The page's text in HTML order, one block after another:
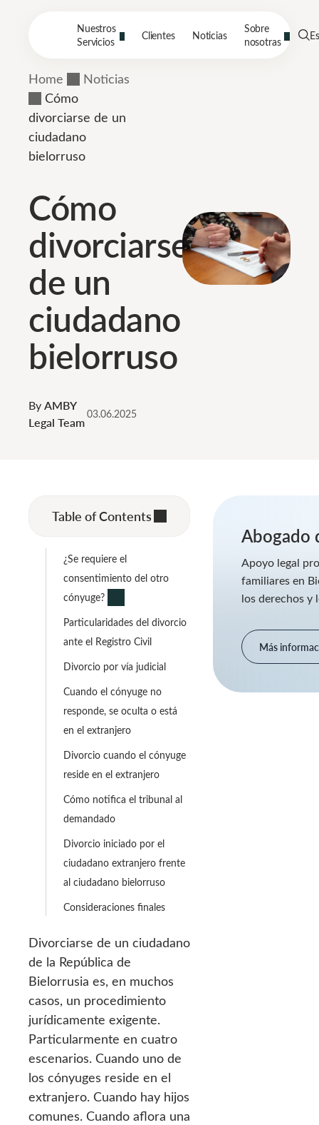
Nuestros
Servicios
Clientes Noticias
Sobre
nosotras
Es
Home
Noticias
Cómo
divorciarse de un
ciudadano
bielorruso
Cómo
divorciarse
de un
ciudadano
bielorruso
ByAMBY
Legal Team
03.06.2025
Table of Contents
¿Se requiere el
consentimiento del otro
cónyuge?
Particularidades del divorcio
ante el Registro Civil
Divorcio por vía judicial
Cuando el cónyuge no
responde, se oculta o está
en el extranjero
Divorcio cuando el cónyuge
reside en el extranjero
Cómo notifica el tribunal al
demandado
Divorcio iniciado por el
ciudadano extranjero frente
al ciudadano bielorruso
Consideraciones finales
Divorciarse de un ciudadano
de la República de
Bielorrusia es, en muchos
casos, un procedimiento
jurídicamente exigente.
Particularmente en cuatro
escenarios. Cuando uno de
los cónyuges reside en el
extranjero. Cuando hay hijos
comunes. Cuando aflora una
Abogado
Apoyo legal
familiares en
los derechos y
Más